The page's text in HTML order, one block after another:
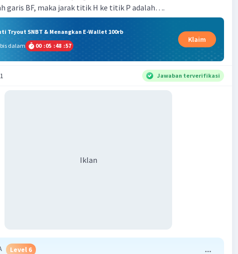
garis BF, maka jarak titik H ke titik P adalah….
Tryout SNBT & Menangkan E-Wallet 100rb
dalam
00 :05 :48 :56
Klaim
1 Jawaban terverifikasi
Iklan
Level 6